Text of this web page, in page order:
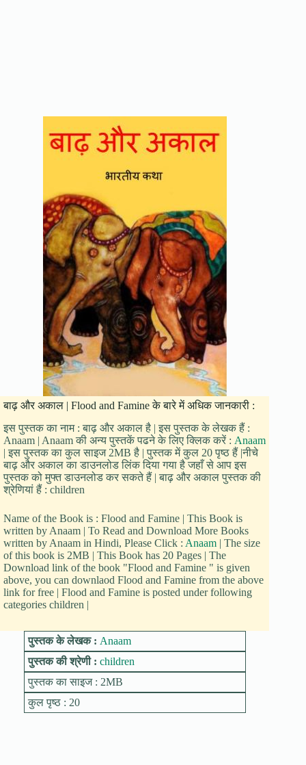
बाढ़ और अकाल | Flood and Famine के बारे में अधिक जानकारी :
इस पुस्तक का नाम : बाढ़ और अकाल है | इस पुस्तक के लेखक हैं :
Anaam | Anaam की अन्य पुस्तकें पढने के लिए क्लिक करें : Anaam
| इस पुस्तक का कुल साइज 2MB है | पुस्तक में कुल 20 पृष्ठ हैं |नीचे
बाढ़ और अकाल का डाउनलोड लिंक दिया गया है जहाँ से आप इस
पुस्तक को मुफ्त डाउनलोड कर सकते हैं | बाढ़ और अकाल पुस्तक की
श्रेणियां हैं : children
Name of the Book is : Flood and Famine | This Book is
written by Anaam | To Read and Download More Books
written by Anaam in Hindi, Please Click : Anaam | The size
of this book is 2MB | This Book has 20 Pages | The
Download link of the book "Flood and Famine " is given
above, you can downlaod Flood and Famine from the above
link for free | Flood and Famine is posted under following
categories children |
पुस्तक के लेखक : Anaam
पुस्तक की श्रेणी : children
पुस्तक का साइज : 2MB
कुल पृष्ठ : 20